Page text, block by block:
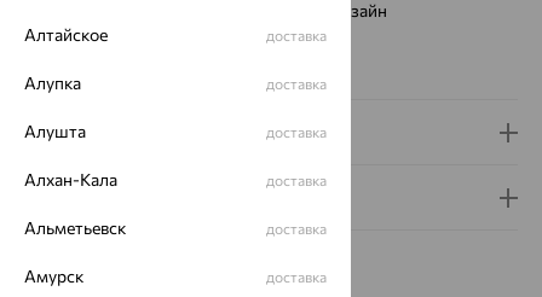
Европейский дизайн
Бренд:SOKOLOV
Доставка и оплата
Алтайское доставка
Алупка доставка
Алушта доставка
Алхан-Кала доставка
Альметьевск доставка
Амурск доставка